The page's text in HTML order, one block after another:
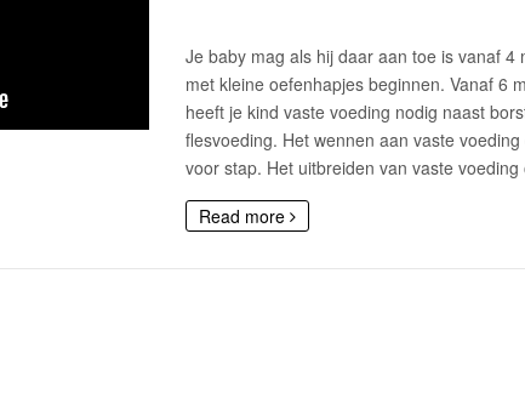
Je baby mag als hij daar aan toe is vanaf 4
met kleine oefenhapjes beginnen. Vanaf 6
heeft je kind vaste voeding nodig naast
flesvoeding. Het wennen aan vaste
voor stap. Het uitbreiden van vaste voeding
Read more